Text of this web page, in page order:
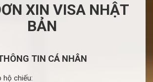
XIN VISA NHẬT
BẢN
TIN CÁ NHÂN
hộ chiếu: